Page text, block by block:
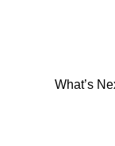
What’s